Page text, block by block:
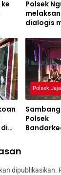
Polsek
dialogis
dengan
Polsek
Polsek
dipublikasikan.